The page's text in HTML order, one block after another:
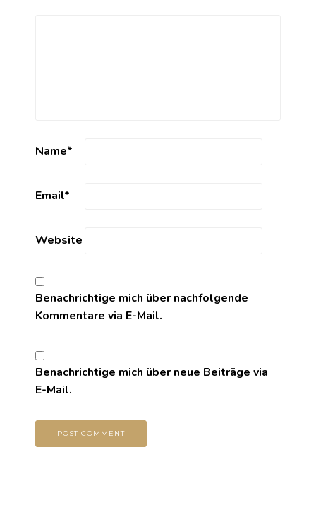
Name*
Email*
Website
Benachrichtige mich über nachfolgende
Kommentare via E-Mail.
Benachrichtige mich über neue Beiträge via
E-Mail.